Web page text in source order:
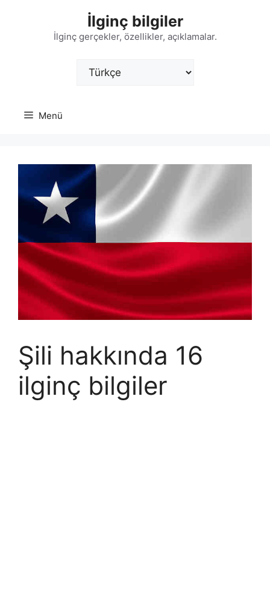
İlginç bilgiler
İlginç gerçekler, özellikler, açıklamalar.
Menü
Şili hakkında 16
ilginç bilgiler